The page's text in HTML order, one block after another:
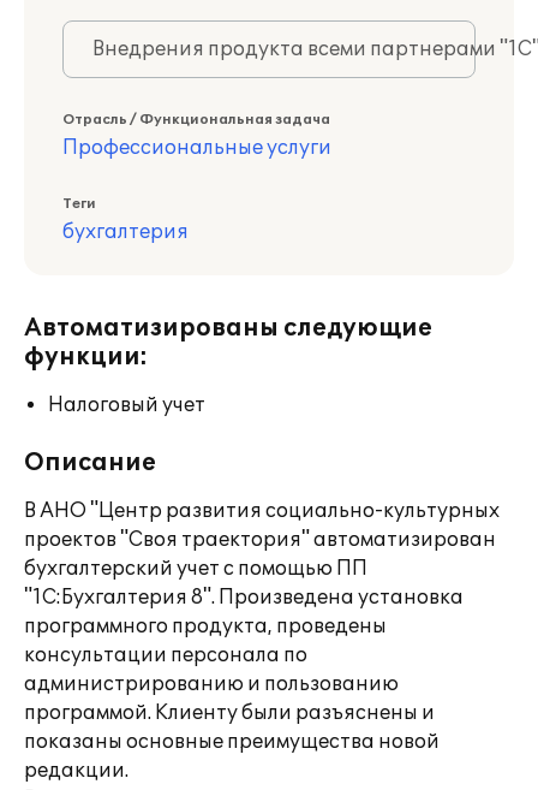
Внедрения продукта всеми партнерами
Отрасль / Функциональная задача
Профессиональные услуги
Теги
бухгалтерия
Автоматизированы следующие
функции:
Налоговый учет
Описание
В АНО "Центр развития социально-культурных
проектов "Своя траектория" автоматизирован
бухгалтерский учет с помощью ПП
"1С:Бухгалтерия 8". Произведена установка
программного продукта, проведены
консультации персонала по
администрированию и пользованию
программой. Клиенту были разъяснены и
показаны основные преимущества новой
редакции.